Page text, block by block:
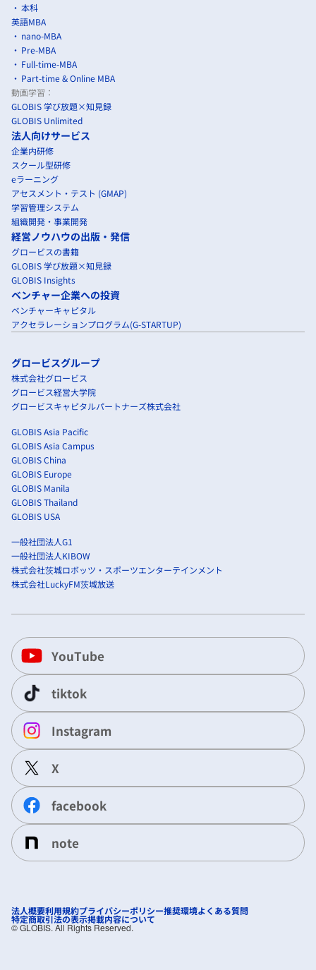
本科
英語MBA
nano-MBA
Pre-MBA
Full-time-MBA
Part-time & Online MBA
動画学習：
GLOBIS 学び放題×知見録
GLOBIS Unlimited
法人向けサービス
企業内研修
スクール型研修
eラーニング
アセスメント・テスト (GMAP)
学習管理システム
組織開発・事業開発
経営ノウハウの出版・発信
グロービスの書籍
GLOBIS 学び放題×知見録
GLOBIS Insights
ベンチャー企業への投資
ベンチャーキャピタル
アクセラレーションプログラム(G-STARTUP)
グロービスグループ
株式会社グロービス
グロービス経営大学院
グロービスキャピタルパートナーズ株式会社
GLOBIS Asia Pacific
GLOBIS Asia Campus
GLOBIS China
GLOBIS Europe
GLOBIS Manila
GLOBIS Thailand
GLOBIS USA
一般社団法人G1
一般社団法人KIBOW
株式会社茨城ロボッツ・スポーツエンターテインメント
株式会社LuckyFM茨城放送
YouTube
tiktok
Instagram
X
facebook
note
法人概要利用規約プライバシーポリシー推奨環境よくある質問
特定商取引法の表示掲載内容について
©︎ GLOBIS. All Rights Reserved.